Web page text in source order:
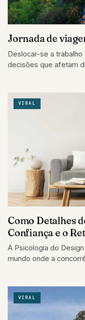
Jornada de
Deslocar-se a
decisões que afetam
VIRAL
Como Detalhes
Confiança e o
A Psicologia do
mundo onde a
VIRAL